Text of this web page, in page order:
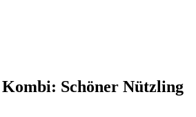
Kombi: Schöner Nützling